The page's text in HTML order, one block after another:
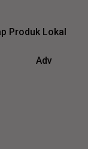
Produk Lokal
Adv